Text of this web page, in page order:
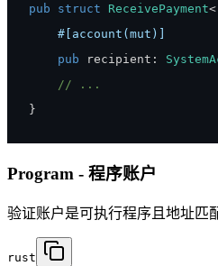
pub
struct ReceivePayment<
#[account(mut)]
pub recipient :
// ...
}
Program - 程序账户
验证账户是可执行程序且地址匹
rust